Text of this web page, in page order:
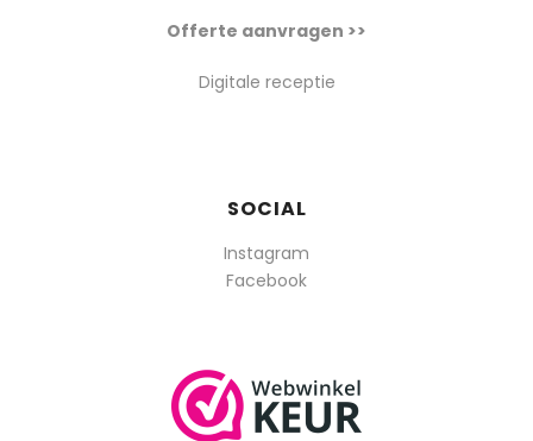
Offerte aanvragen >>
Digitale receptie
SOCIAL
Instagram
Facebook